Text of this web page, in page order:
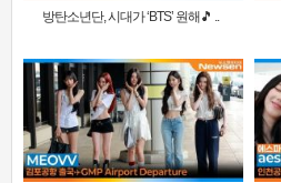
방탄소년단, 시대가 ‘BTS’ 원해🎵 ..